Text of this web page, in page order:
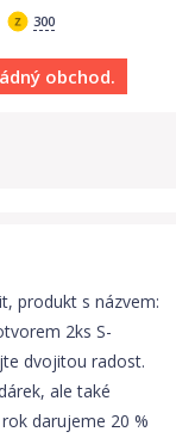
300
obchod.
produkt s názvem:
2ks S-
dvojitou radost.
ale také
darujeme 20 %